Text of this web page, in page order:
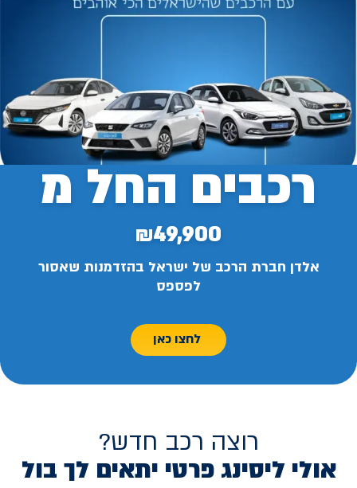
רכבים החל מ
₪49,900
אלדן חברת הרכב של ישראל בהזדמנות שאסור
לפספס
לחצו כאן
רוצה רכב חדש?
אולי ליסינג פרטי יתאים לך בול